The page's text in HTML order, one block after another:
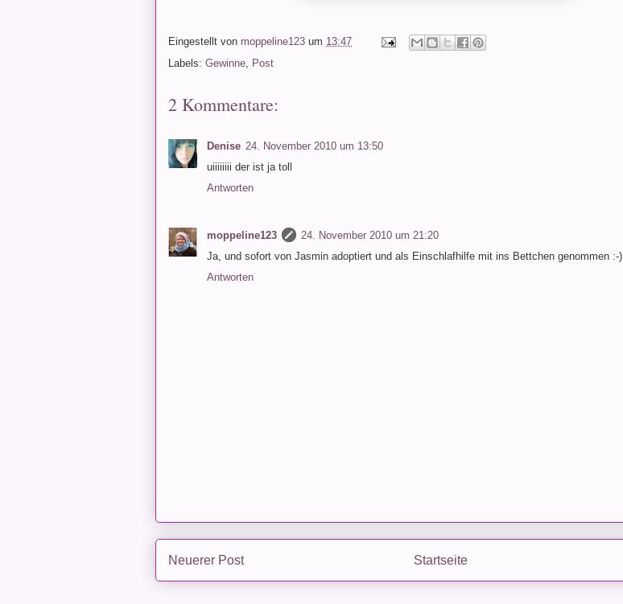
Eingestellt von moppeline123 um 13:47
Labels: Gewinne Post
2 Kommentare:
Denise 24. November 2010 um 13:50
uiiiiiiii der ist ja toll
Antworten
moppeline123
24. November 2010 um 21:20
Ja, und sofort von Jasmin adoptiert und als Einschlafhilfe mit ins Bettchen genommen :-)
Antworten
Neuerer Post Startseite